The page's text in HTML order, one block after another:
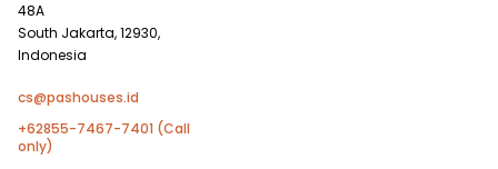
48A
South Jakarta, 12930,
Indonesia
cs@pashouses.id
+62855-7467-7401 (Call
only)